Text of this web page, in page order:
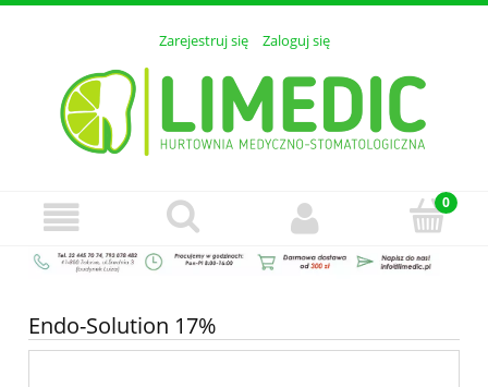
Zarejestruj się Zaloguj się
Endo-Solution 17%